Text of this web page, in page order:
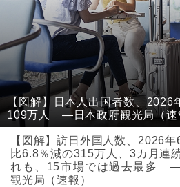
【図解】日本人出国者数、
109万人 ―日本政府観光局（速
【図解】訪日外国人数、2026
比6.8％減の315万人、3カ月連
れも、15市場では過去最多
観光局（速報）